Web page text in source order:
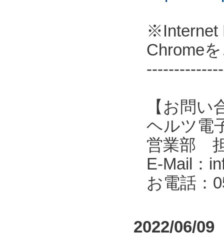
※Internet
Chrome
【お問い
ヘルツ電
営業部
E-Mail：
お電話：
2022/06/09